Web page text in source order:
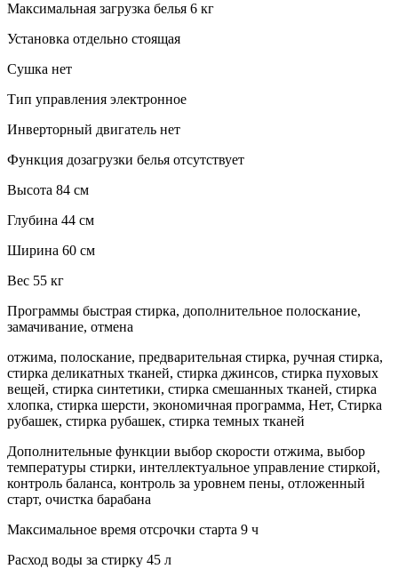
Максимальная загрузка белья 6 кг
Установка отдельно стоящая
Сушка нет
Тип управления электронное
Инверторный двигатель нет
Функция дозагрузки белья отсутствует
Высота 84 см
Глубина 44 см
Ширина 60 см
Вес 55 кг
Программы быстрая стирка, дополнительное полоскание,
замачивание, отмена
отжима, полоскание, предварительная стирка, ручная стирка,
стирка деликатных тканей, стирка джинсов, стирка пуховых
вещей, стирка синтетики, стирка смешанных тканей, стирка
хлопка, стирка шерсти, экономичная программа, Нет, Стирка
рубашек, стирка рубашек, стирка темных тканей
Дополнительные функции выбор скорости отжима, выбор
температуры стирки, интеллектуальное управление стиркой,
контроль баланса, контроль за уровнем пены, отложенный
старт, очистка барабана
Максимальное время отсрочки старта 9 ч
Расход воды за стирку 45 л